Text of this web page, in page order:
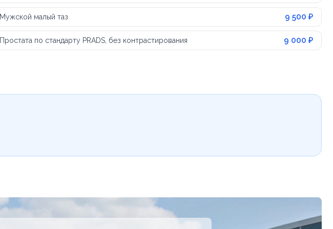
Мужской малый таз 9 500 ₽
Простата по стандарту PRADS, без контрастирования 9 000 ₽